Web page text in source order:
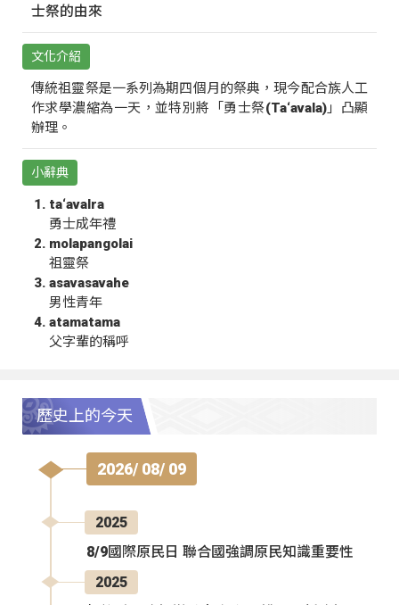
士祭的由來
文化介紹
傳統祖靈祭是一系列為期四個月的祭典，現今配合族人工
作求學濃縮為一天，並特別將「勇士祭(Ta‘avala)」凸顯
辦理。
小辭典
ta‘avalra
勇士成年禮
molapangolai
祖靈祭
asavasavahe
男性青年
atamatama
父字輩的稱呼
歷史上的今天
2026/ 08/ 09
2025
8/9國際原民日 聯合國強調原民知識重要性
2025